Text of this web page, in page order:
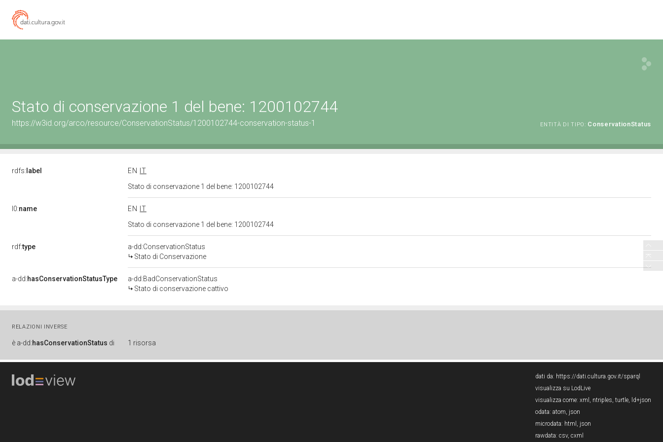
Stato di conservazione 1 del bene: 1200102744
https://w3id.org/arco/resource/ConservationStatus/1200102744-conservation-status-1 ENTITÀ DI TIPO: ConservationStatus
rdfs: label EN
IT
Stato di conservazione 1 del bene: 1200102744
l0:name EN
IT
Stato di conservazione 1 del bene: 1200102744
rdf:type
a-dd:ConservationStatus
Stato di Conservazione
a-dd:hasConservationStatusType
a-dd:BadConservationStatus
Stato di conservazione cattivo
RELAZIONI INVERSE
è a-dd:hasConservationStatus di 1 risorsa
dati da: https://dati.cultura.gov.it/sparql
visualizza su LodLive
visualizza come: xml , ntriples, turtle, ld+json
odata: atom, json
microdata: html , json
rawdata: csv, cxml